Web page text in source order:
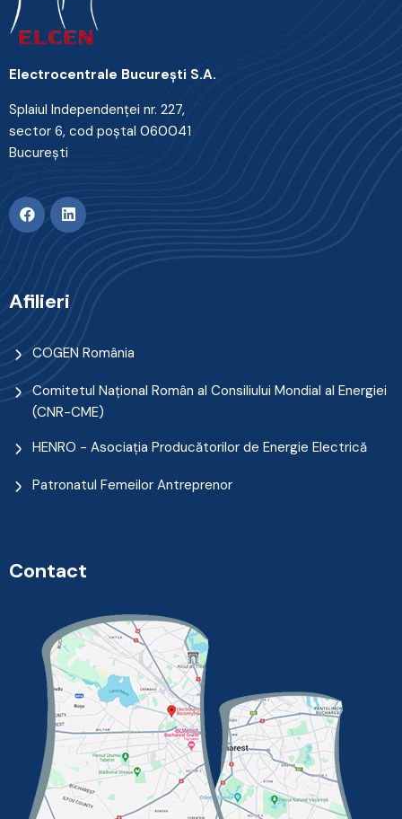
Electrocentrale Bucureşti S.A.
Splaiul Independenţei nr. 227,
sector 6, cod poştal 060041
Bucureşti
Afilieri
COGEN România
Comitetul Naţional Român al Consiliului Mondial al Energiei
(CNR-CME)
HENRO - Asociația Producătorilor de Energie Electrică
Patronatul Femeilor Antreprenor
Contact